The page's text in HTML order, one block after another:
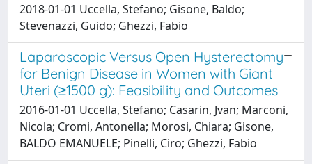
2018-01-01 Uccella, Stefano; Gisone, Baldo;
Stevenazzi, Guido; Ghezzi, Fabio
Laparoscopic Versus Open Hysterectomy
for Benign Disease in Women with Giant
Uteri (≥1500 g): Feasibility and Outcomes
2016-01-01 Uccella, Stefano; Casarin, Jvan; Marconi,
Nicola; Cromi, Antonella; Morosi, Chiara; Gisone,
BALDO EMANUELE; Pinelli, Ciro; Ghezzi, Fabio